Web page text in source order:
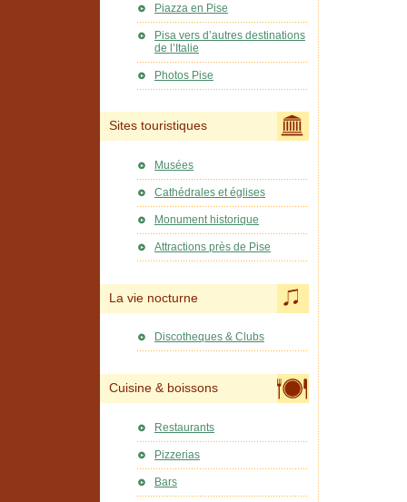
Piazza en Pise
Pisa vers d’autres destinations
de l’Italie
Photos Pise
Sites touristiques
Musées
Cathédrales et églises
Monument historique
Attractions près de Pise
La vie nocturne
Discotheques & Clubs
Cuisine & boissons
Restaurants
Pizzerias
Bars